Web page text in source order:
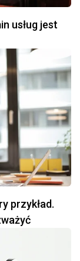
usług jest
przykład.